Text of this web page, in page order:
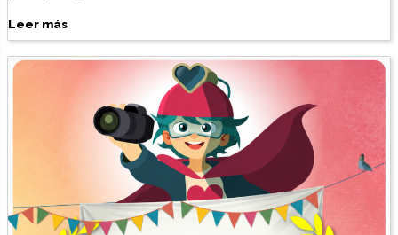
Leer más